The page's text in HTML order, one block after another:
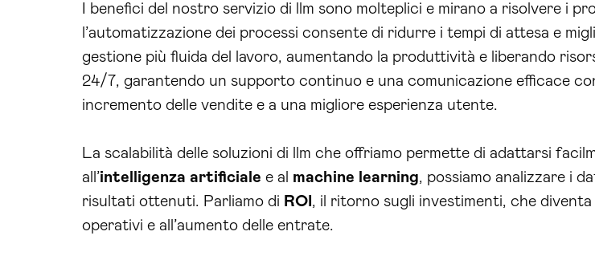
I benefici del nostro servizio di llm sono molteplici e mirano a risolvere i
l’automatizzazione dei processi consente di ridurre i tempi di attesa e
gestione più fluida del lavoro, aumentando la produttività e liberando
24/7, garantendo un supporto continuo e una comunicazione efficace
incremento delle vendite e a una migliore esperienza utente.
La scalabilità delle soluzioni di llm che offriamo permette di adattarsi
all’intelligenza artificiale e al machine learning, possiamo analizzare i
risultati ottenuti. Parliamo di ROI , il ritorno sugli investimenti, che
operativi e all’aumento delle entrate.